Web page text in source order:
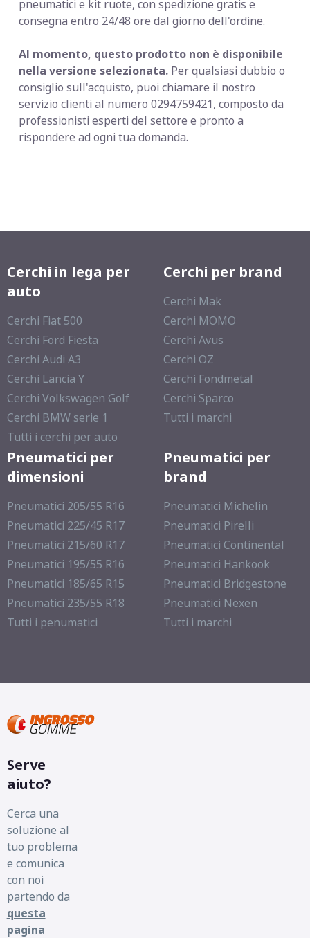
pneumatici e kit ruote, con spedizione gratis e
consegna entro 24/48 ore dal giorno dell'ordine.
Al momento, questo prodotto non è disponibile
nella versione selezionata. Per qualsiasi dubbio o
consiglio sull'acquisto, puoi chiamare il nostro
servizio clienti al numero 0294759421, composto da
professionisti esperti del settore e pronto a
rispondere ad ogni tua domanda.
Cerchi in lega per
auto
Cerchi Fiat 500
Cerchi Ford Fiesta
Cerchi Audi A3
Cerchi Lancia Y
Cerchi Volkswagen Golf
Cerchi BMW serie 1
Tutti i cerchi per auto
Cerchi per brand
Cerchi Mak
Cerchi MOMO
Cerchi Avus
Cerchi OZ
Cerchi Fondmetal
Cerchi Sparco
Tutti i marchi
Pneumatici per
dimensioni
Pneumatici 205/55 R16
Pneumatici 225/45 R17
Pneumatici 215/60 R17
Pneumatici 195/55 R16
Pneumatici 185/65 R15
Pneumatici 235/55 R18
Tutti i penumatici
Pneumatici per
brand
Pneumatici Michelin
Pneumatici Pirelli
Pneumatici Continental
Pneumatici Hankook
Pneumatici Bridgestone
Pneumatici Nexen
Tutti i marchi
Serve
aiuto?
Cerca una
soluzione al
tuo problema
e comunica
con noi
partendo da
questa
pagina